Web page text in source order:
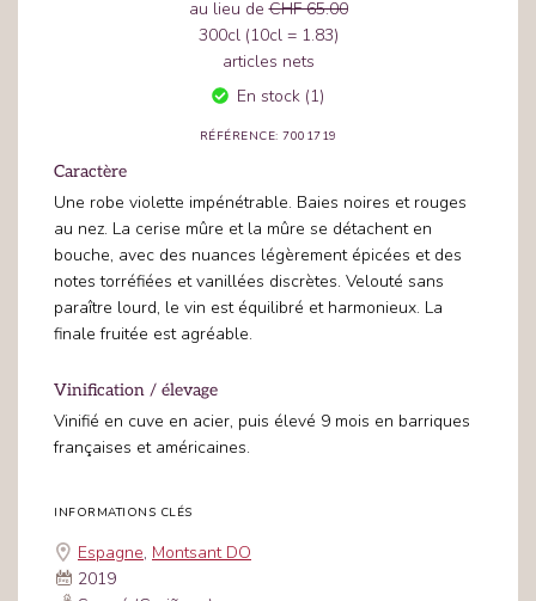
au lieu deCHF 65.00
300cl (10cl = 1.83)
articles nets
En stock (1)
RÉFÉRENCE: 7001719
Caractère
Une robe violette impénétrable. Baies noires et rouges
au nez. La cerise mûre et la mûre se détachent en
bouche, avec des nuances légèrement épicées et des
notes torréfiées et vanillées discrètes. Velouté sans
paraître lourd, le vin est équilibré et harmonieux. La
finale fruitée est agréable.
Vinification / élevage
Vinifié en cuve en acier, puis élevé 9 mois en barriques
françaises et américaines.
INFORMATIONS CLÉS
Espagne, Montsant DO
2019